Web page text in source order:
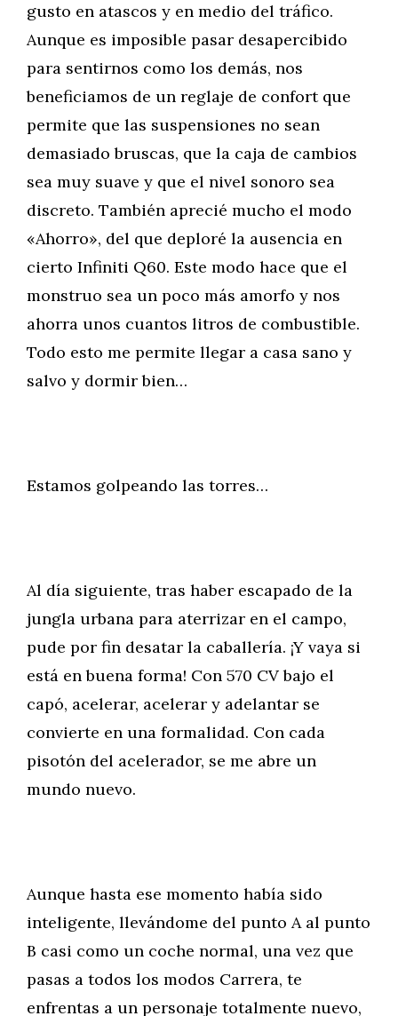
gusto en atascos y en medio del tráfico.
Aunque es imposible pasar desapercibido
para sentirnos como los demás, nos
beneficiamos de un reglaje de confort que
permite que las suspensiones no sean
demasiado bruscas, que la caja de cambios
sea muy suave y que el nivel sonoro sea
discreto. También aprecié mucho el modo
«Ahorro», del que deploré la ausencia en
cierto Infiniti Q60. Este modo hace que el
monstruo sea un poco más amorfo y nos
ahorra unos cuantos litros de combustible.
Todo esto me permite llegar a casa sano y
salvo y dormir bien…
Estamos golpeando las torres…
Al día siguiente, tras haber escapado de la
jungla urbana para aterrizar en el campo,
pude por fin desatar la caballería. ¡Y vaya si
está en buena forma! Con 570 CV bajo el
capó, acelerar, acelerar y adelantar se
convierte en una formalidad. Con cada
pisotón del acelerador, se me abre un
mundo nuevo.
Aunque hasta ese momento había sido
inteligente, llevándome del punto A al punto
B casi como un coche normal, una vez que
pasas a todos los modos Carrera, te
enfrentas a un personaje totalmente nuevo,